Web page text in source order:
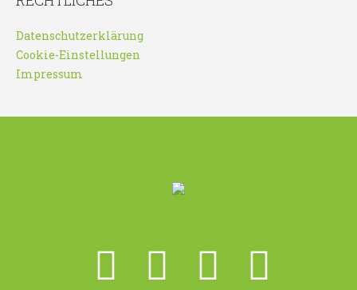
Datenschutzerklärung
Cookie-Einstellungen
Impressum